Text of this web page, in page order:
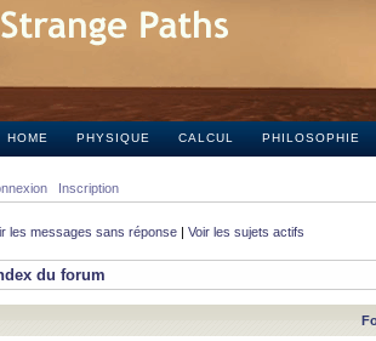
HOME PHYSIQUE CALCUL PHILOSOPHIE
Inscription
les messages sans réponse | Voir les sujets actifs
du forum